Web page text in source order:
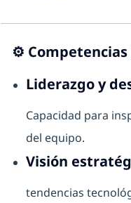
⚙️ Competencias
Liderazgo y
Capacidad para
del equipo.
Visión
tendencias